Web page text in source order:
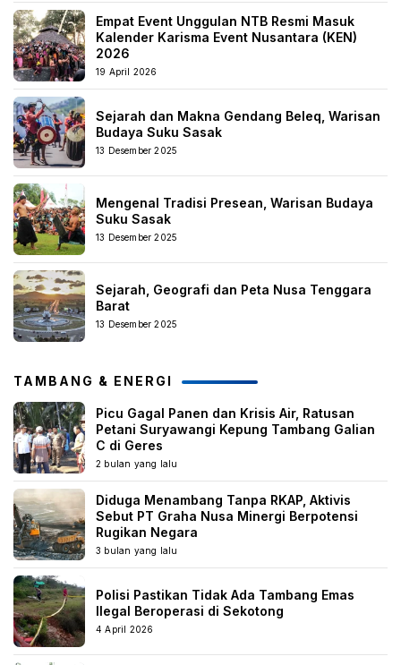
Empat Event Unggulan NTB Resmi Masuk
Kalender Karisma Event Nusantara (KEN)
2026
19 April 2026
Sejarah dan Makna Gendang Beleq, Warisan
Budaya Suku Sasak
13 Desember 2025
Mengenal Tradisi Presean, Warisan Budaya
Suku Sasak
13 Desember 2025
Sejarah, Geografi dan Peta Nusa Tenggara
Barat
13 Desember 2025
TAMBANG & ENERGI
Picu Gagal Panen dan Krisis Air, Ratusan
Petani Suryawangi Kepung Tambang Galian
C di Geres
2 bulan yang lalu
Diduga Menambang Tanpa RKAP, Aktivis
Sebut PT Graha Nusa Minergi Berpotensi
Rugikan Negara
3 bulan yang lalu
Polisi Pastikan Tidak Ada Tambang Emas
Ilegal Beroperasi di Sekotong
4 April 2026